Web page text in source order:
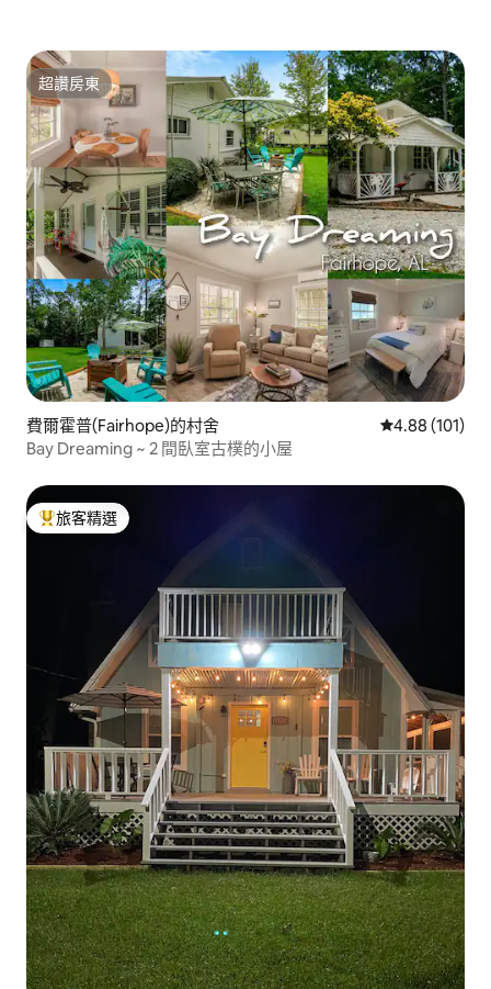
超讚房東
超讚房東
費爾霍普(Fairhope)的村舍 從 101 則評價
4.88 (101)
Bay Dreaming ~ 2 間臥室古樸的小屋
旅客精選榜首
旅客精選